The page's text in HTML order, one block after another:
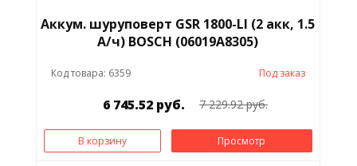
Аккум. шуруповерт GSR 1800-LI (2 акк, 1.5
А/ч) BOSCH (06019A8305)
Код товара: 6359 Под заказ
6 745.52 руб. 7 229.92 руб.
В корзину Просмотр